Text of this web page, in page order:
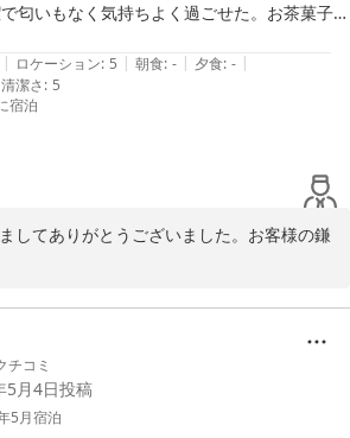
匂いもなく気持ちよく過ごせた。お茶菓子や
ニティーもそろっていて、ありがたかった。
にとても便利だった。また利用したいです。
| ロケーション: 5 | 朝食: - | 夕食: - |
清潔さ: 5
宿泊
してありがとうございました。お客様の鎌
ましたこと、うれしく思っております。小
ぜひご利用いただければと思います。
チコミ
5月4日投稿
5月宿泊